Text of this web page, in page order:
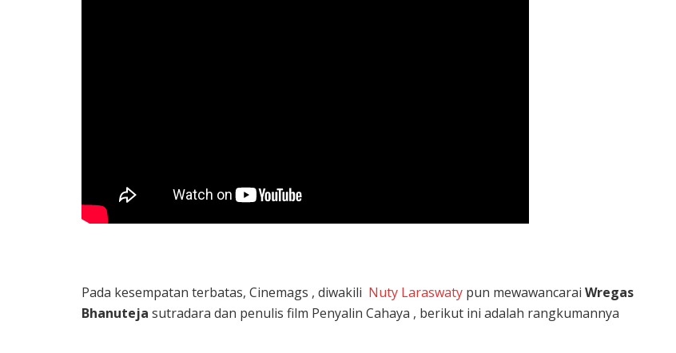
Pada kesempatan terbatas, Cinemags , diwakili Nuty Laraswaty pun mewawancarai Wregas
Bhanuteja sutradara dan penulis film Penyalin Cahaya , berikut ini adalah rangkumannya